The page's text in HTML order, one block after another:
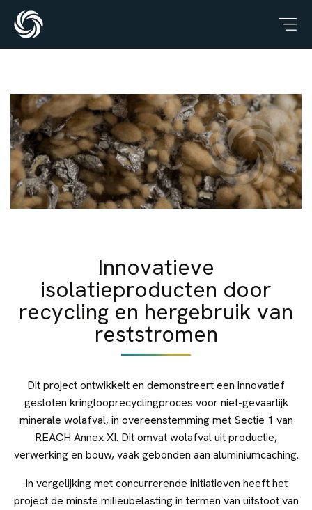
Engels
Contact
Nederlands
Innovatieve
isolatieproducten door
recycling en hergebruik van
reststromen
Dit project ontwikkelt en demonstreert een innovatief
gesloten kringlooprecyclingproces voor niet-gevaarlijk
minerale wolafval, in overeenstemming met Sectie 1 van
REACH Annex XI. Dit omvat wolafval uit productie,
verwerking en bouw, vaak gebonden aan aluminiumcaching.
In vergelijking met concurrerende initiatieven heeft het
project de minste milieubelasting in termen van uitstoot van